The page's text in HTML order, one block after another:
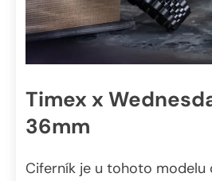
Timex x
36mm
Ciferník je u tohoto modelu